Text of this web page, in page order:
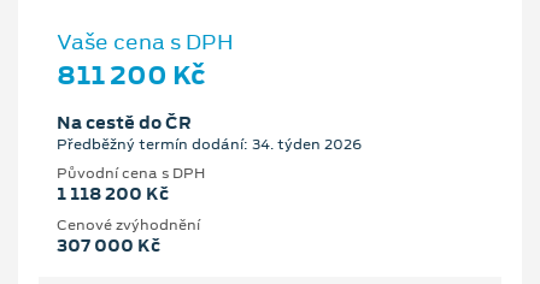
Vaše cena s DPH
811 200 Kč
Na cestě do ČR
Předběžný termín dodání: 34. týden 2026
Původní cena s DPH
1 118 200 Kč
Cenové zvýhodnění
307 000 Kč